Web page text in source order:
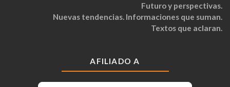
Futuro y perspectivas.
Nuevas tendencias. Informaciones que suman.
Textos que aclaran.
AFILIADO A